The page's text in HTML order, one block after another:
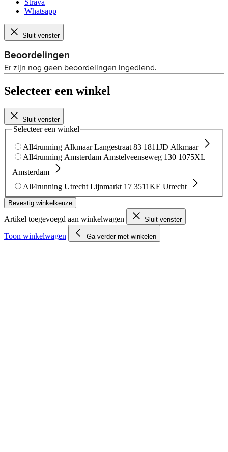
Strava
Whatsapp
Sluit venster
Selecteer een winkel
Sluit venster
Selecteer een winkel
All4running Alkmaar Langestraat 83 1811JD Alkmaar
All4running Amsterdam Amstelveenseweg 130 1075XL
Amsterdam
All4running Utrecht Lijnmarkt 17 3511KE Utrecht
Bevestig winkelkeuze
Artikel toegevoegd aan winkelwagen Sluit venster
Toon winkelwagen Ga verder met winkelen